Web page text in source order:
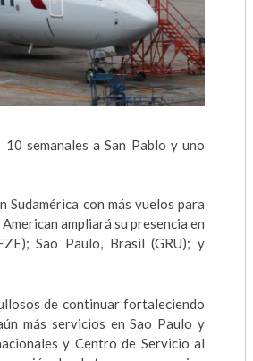
semanales a San Pablo y uno
con más vuelos para
ampliará su presencia en
Sao Paulo, Brasil (GRU); y
de continuar fortaleciendo
más servicios en Sao Paulo y
y Centro de Servicio al